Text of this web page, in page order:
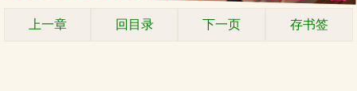
上一章 回目录 下一页 存书签